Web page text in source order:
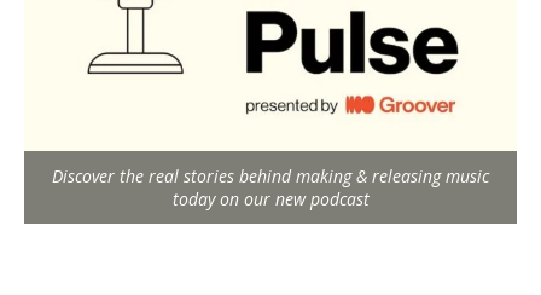
Discover the real stories behind making & releasing music
today on our new podcast